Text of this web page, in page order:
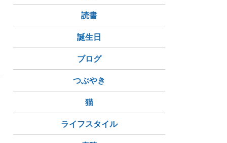
読書
誕生日
ブログ
つぶやき
猫
ライフスタイル